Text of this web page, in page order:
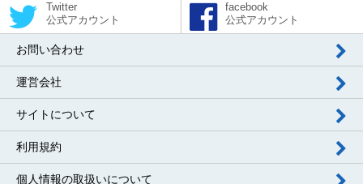
Twitter
公式アカウント
facebook
公式アカウント
お問い合わせ
運営会社
サイトについて
利用規約
個人情報の取扱いについて